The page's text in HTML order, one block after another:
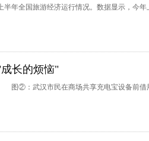
半年全国旅游经济运行情况。数据显示，今年
长的烦恼"
②：武汉市民在商场共享充电宝设备前